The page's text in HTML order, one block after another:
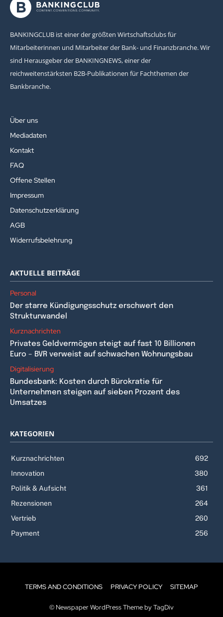
BANKINGCLUB ist einer der größten Wirtschaftsclubs für
Mitarbeiterinnen und Mitarbeiter der Bank- und Finanzbranche. Wir
sind Herausgeber der BANKINGNEWS, einer der
reichweitenstärksten B2B-Publikationen für Fachthemen der
Bankbranche.
Über uns
Mediadaten
Kontakt
FAQ
Offene Stellen
Impressum
Datenschutzerklärung
AGB
Widerrufsbelehrung
AKTUELLE BEITRÄGE
Personal
Der starre Kündigungsschutz erschwert den
Strukturwandel
Kurznachrichten
Privates Geldvermögen steigt auf fast 10 Billionen
Euro – BVR verweist auf schwachen Wohnungsbau
Digitalisierung
Bundesbank: Kosten durch Bürokratie für
Unternehmen steigen auf sieben Prozent des
Umsatzes
KATEGORIEN
Kurznachrichten
692
Innovation
380
Politik & Aufsicht
361
Rezensionen
264
Vertrieb
260
Payment
256
TERMS AND CONDITIONS PRIVACY POLICY SITEMAP
© Newspaper WordPress Theme by TagDiv